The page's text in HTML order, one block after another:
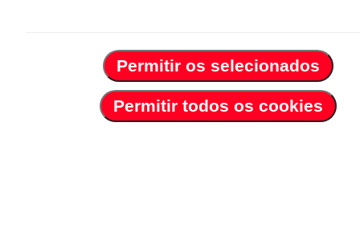
Permitir os selecionados
Permitir todos os cookies